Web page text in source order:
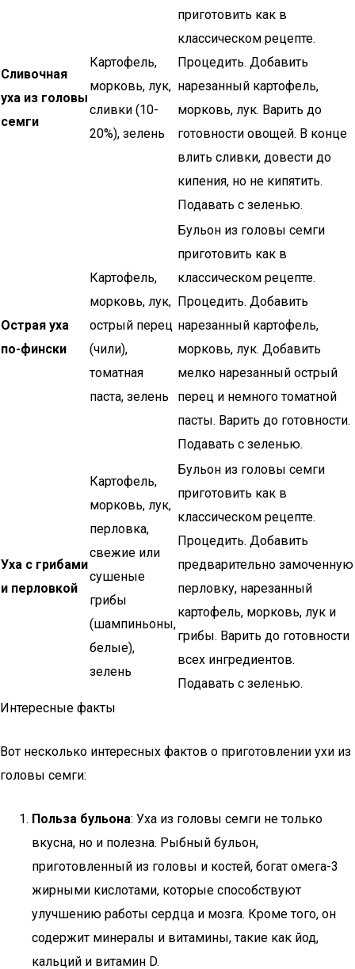
Сливочная
уха из головы
семги
Картофель,
морковь, лук,
сливки (10-
20%), зелень
приготовить как в
классическом рецепте.
Процедить. Добавить
нарезанный картофель,
морковь, лук. Варить до
готовности овощей. В конце
влить сливки, довести до
кипения, но не кипятить.
Подавать с зеленью.
Острая уха
по-фински
Картофель,
морковь, лук,
острый перец
(чили),
томатная
паста, зелень
Бульон из головы семги
приготовить как в
классическом рецепте.
Процедить. Добавить
нарезанный картофель,
морковь, лук. Добавить
мелко нарезанный острый
перец и немного томатной
пасты. Варить до готовности.
Подавать с зеленью.
Уха с грибами
и перловкой
Картофель,
морковь, лук,
перловка,
свежие или
сушеные
грибы
(шампиньоны,
белые),
зелень
Бульон из головы семги
приготовить как в
классическом рецепте.
Процедить. Добавить
предварительно замоченную
перловку, нарезанный
картофель, морковь, лук и
грибы. Варить до готовности
всех ингредиентов.
Подавать с зеленью.
Интересные факты
Вот несколько интересных фактов о приготовлении ухи из
головы семги:
Польза бульона: Уха из головы семги не только
вкусна, но и полезна. Рыбный бульон,
приготовленный из головы и костей, богат омега-3
жирными кислотами, которые способствуют
улучшению работы сердца и мозга. Кроме того, он
содержит минералы и витамины, такие как йод,
кальций и витамин D.